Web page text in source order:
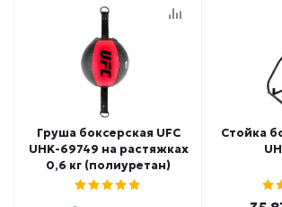
Груша боксерская UFC
UHK-69749 на растяжках
0,6 кг (полиуретан)
Стойка